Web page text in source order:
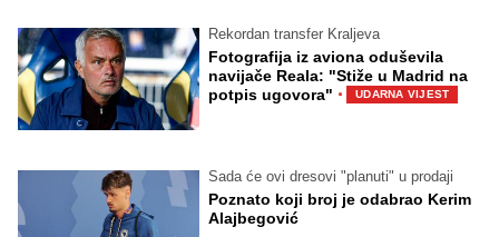
Rekordan transfer Kraljeva
Fotografija iz aviona oduševila
navijače Reala: "Stiže u Madrid na
potpis ugovora" · UDARNA VIJEST
Sada će ovi dresovi "planuti" u prodaji
Poznato koji broj je odabrao Kerim
Alajbegović